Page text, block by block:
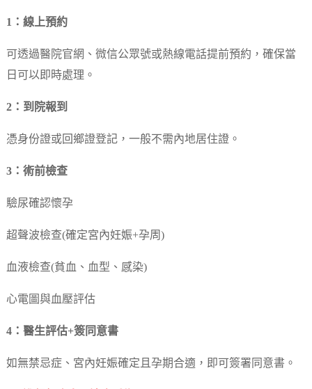
1：線上預約
可透過醫院官網、微信公眾號或熱線電話提前預約，確保當
日可以即時處理。
2：到院報到
憑身份證或回鄉證登記，一般不需內地居住證。
3：術前檢查
驗尿確認懷孕
超聲波檢查(確定宮內妊娠+孕周)
血液檢查(貧血、血型、感染)
心電圖與血壓評估
4：醫生評估+簽同意書
如無禁忌症、宮內妊娠確定且孕期合適，即可簽署同意書。